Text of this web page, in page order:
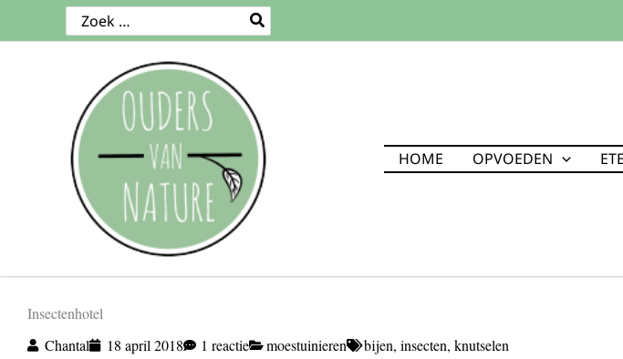
Zoeken
naar:
HOME OPVOEDEN
Insectenhotel
Chantal
18 april 2018 1 reactie moestuinieren bijen, insecten, knutselen